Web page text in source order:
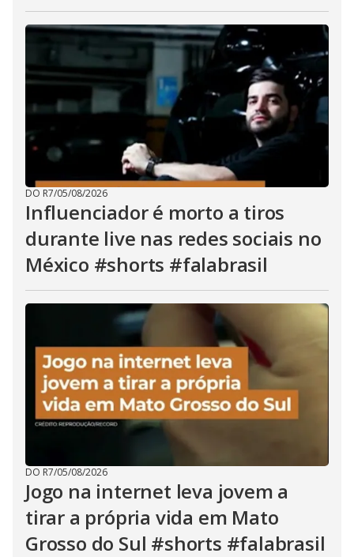
DO R7/05/08/2026
Influenciador é morto a tiros
durante live nas redes sociais no
México #shorts #falabrasil
DO R7/05/08/2026
Jogo na internet leva jovem a
tirar a própria vida em Mato
Grosso do Sul #shorts #falabrasil